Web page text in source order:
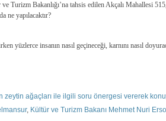
Turizm Bakanlığı’na tahsis edilen Akçalı Mahallesi
ne yapılacaktır?
yüzlerce insanın nasıl geçineceği, karnını nasıl
zeytin ağaçları ile ilgili soru önergesi vererek
, Kültür ve Turizm Bakanı Mehmet Nuri